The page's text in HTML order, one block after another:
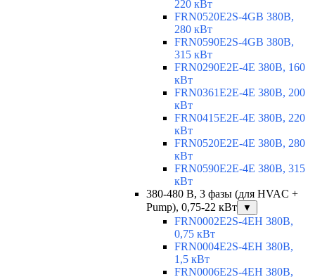
220 кВт
FRN0520E2S-4GB 380В,
280 кВт
FRN0590E2S-4GB 380В,
315 кВт
FRN0290E2E-4E 380В, 160
кВт
FRN0361E2E-4E 380В, 200
кВт
FRN0415E2E-4E 380В, 220
кВт
FRN0520E2E-4E 380В, 280
кВт
FRN0590E2E-4E 380В, 315
кВт
380-480 В, 3 фазы (для HVAC +
Pump), 0,75-22 кВт
▼
FRN0002E2S-4EH 380В,
0,75 кВт
FRN0004E2S-4EH 380В,
1,5 кВт
FRN0006E2S-4EH 380В,